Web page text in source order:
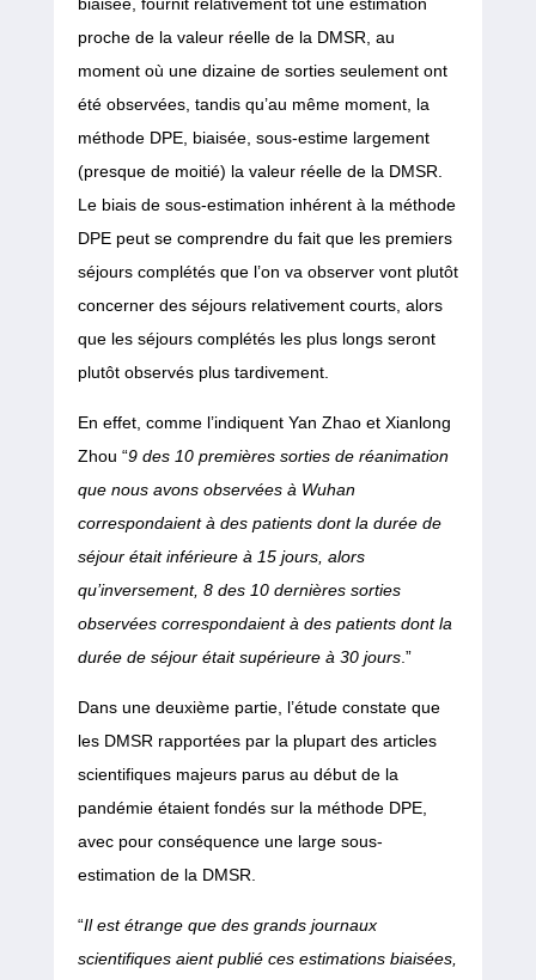
proche de la valeur réelle de la DMSR, au
moment où une dizaine de sorties seulement ont
été observées, tandis qu’au même moment, la
méthode DPE, biaisée, sous-estime largement
(presque de moitié) la valeur réelle de la DMSR.
Le biais de sous-estimation inhérent à la méthode
DPE peut se comprendre du fait que les premiers
séjours complétés que l’on va observer vont plutôt
concerner des séjours relativement courts, alors
que les séjours complétés les plus longs seront
plutôt observés plus tardivement.
En effet, comme l’indiquent Yan Zhao et Xianlong
Zhou “9 des 10 premières sorties de réanimation
que nous avons observées à Wuhan
correspondaient à des patients dont la durée de
séjour était inférieure à 15 jours, alors
qu’inversement, 8 des 10 dernières sorties
observées correspondaient à des patients dont la
durée de séjour était supérieure à 30 jours.”
Dans une deuxième partie, l’étude constate que
les DMSR rapportées par la plupart des articles
scientifiques majeurs parus au début de la
pandémie étaient fondés sur la méthode DPE,
avec pour conséquence une large sous-
estimation de la DMSR.
“Il est étrange que des grands journaux
scientifiques aient publié ces estimations biaisées,